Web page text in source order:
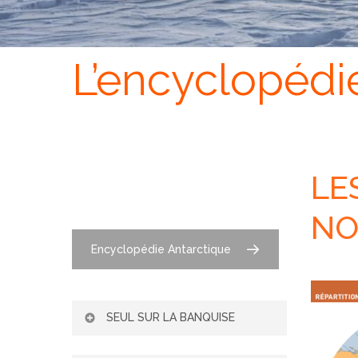
Encyclopédie Antarctique
SEUL SUR LA BANQUISE